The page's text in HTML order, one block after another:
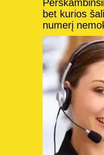
bet kurios
numerį